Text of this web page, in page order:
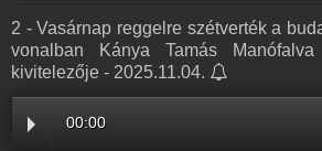
2 - Vasárnap reggelre szétverték a
vonalban Kánya Tamás
kivitelezője - 2025.11.04.
00:00